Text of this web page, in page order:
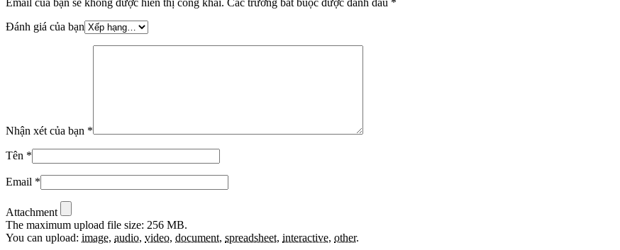
Đánh giá của bạn
Nhận xét của bạn *
Tên *
Email *
Attachment
The maximum upload file size: 256 MB.
You can upload: image, audio, video, document, spreadsheet, interactive, other.